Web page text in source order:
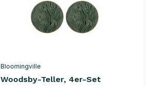
Bloomingville
Woodsby-Teller, 4er-Set